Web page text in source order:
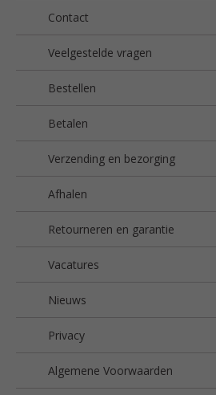
Contact
Veelgestelde vragen
Bestellen
Betalen
Verzending en bezorging
Afhalen
Retourneren en garantie
Vacatures
Nieuws
Privacy
Algemene Voorwaarden